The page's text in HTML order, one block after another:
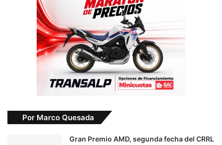
Por Marco Quesada
Gran Premio AMD, segunda fecha del CRRL